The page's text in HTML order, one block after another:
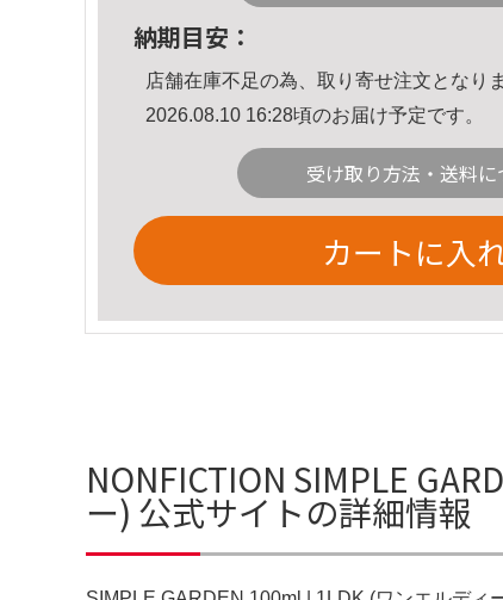
納期目安：
店舗在庫不足の為、取り寄せ注文となりま
2026.08.10 16:28頃のお届け予定です。
受け取り方法・送料に
カートに入
NONFICTION SIMPLE
ー) 公式サイトの詳細情報